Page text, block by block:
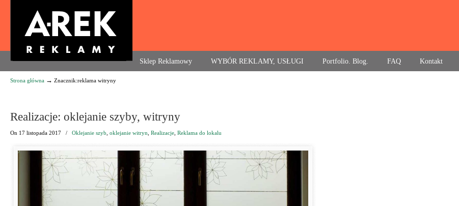
Agencja reklamowa. Reklama – usługi, druk
Sklep Reklamowy WYBÓR REKLAMY, USŁUGI Portfolio. Blog. FAQ Kontakt
Navigation
Strona główna → Znacznik:reklama witryny
Realizacje: oklejanie szyby, witryny
On 17 listopada 2017 / Oklejanie szyb oklejanie witryn Realizacje Reklama do lokalu